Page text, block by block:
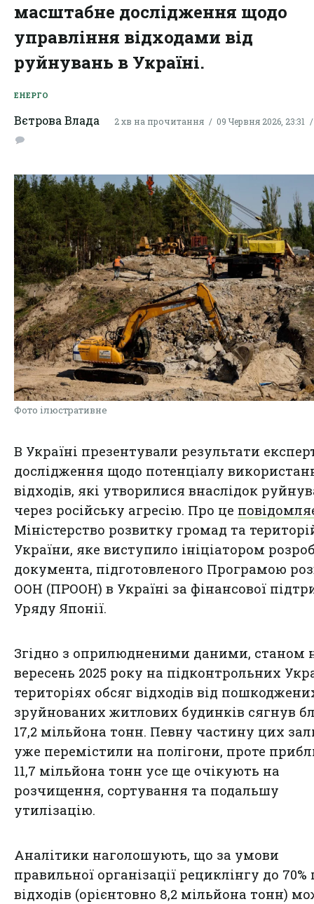
масштабне дослідження щодо
управління відходами від
руйнувань в Україні.
ЕНЕРГО
Вєтрова Влада 2 хв на прочитання 09 Червня 2026, 23:31
Фото ілюстративне
В Україні презентували результати
дослідження щодо потенціалу
відходів, які утворилися внаслідок
через російську агресію. Про це
Міністерство розвитку громад та
України, яке виступило ініціатором
документа, підготовленого Програмою
ООН (ПРООН) в Україні за фінансової
Уряду Японії.
Згідно з оприлюдненими даними, станом
вересень 2025 року на підконтрольних
територіях обсяг відходів від
зруйнованих житлових будинків сягнув
17,2 мільйона тонн. Певну частину цих
уже перемістили на полігони, проте
11,7 мільйона тонн усе ще очікують на
розчищення, сортування та подальшу
утилізацію.
Аналітики наголошують, що за умови
правильної організації рециклінгу до 70%
відходів (орієнтовно 8,2 мільйона тонн)